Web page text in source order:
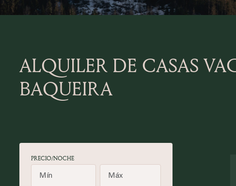
ALQUILER DE CASAS
BAQUEIRA
PRECIO/NOCHE